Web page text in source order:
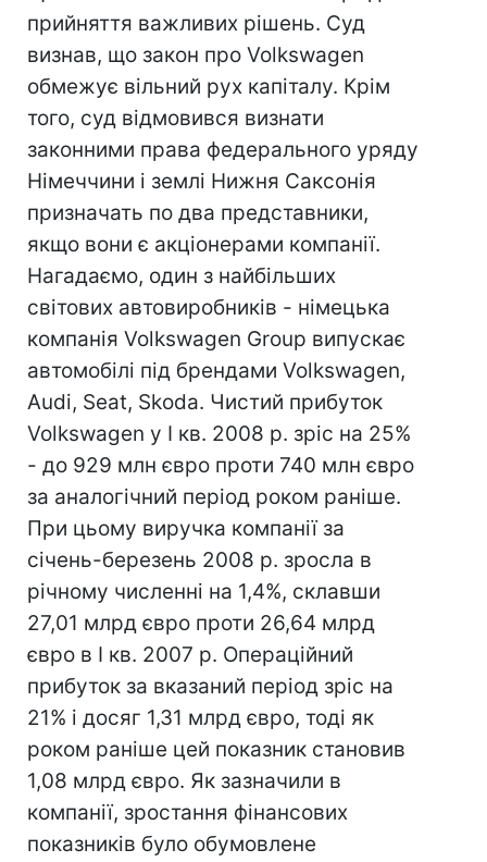
прийняття важливих рішень. Суд
визнав, що закон про Volkswagen
обмежує вільний рух капіталу. Крім
того, суд відмовився визнати
законними права федерального уряду
Німеччини і землі Нижня Саксонія
призначать по два представники,
якщо вони є акціонерами компанії.
Нагадаємо, один з найбільших
світових автовиробників - німецька
компанія Volkswagen Group випускає
автомобілі під брендами Volkswagen,
Audi, Seat, Skoda. Чистий прибуток
Volkswagen у I кв. 2008 р. зріс на 25%
- до 929 млн євро проти 740 млн євро
за аналогічний період роком раніше.
При цьому виручка компанії за
січень-березень 2008 р. зросла в
річному численні на 1,4%, склавши
27,01 млрд євро проти 26,64 млрд
євро в I кв. 2007 р. Операційний
прибуток за вказаний період зріс на
21% і досяг 1,31 млрд євро, тоді як
роком раніше цей показник становив
1,08 млрд євро. Як зазначили в
компанії, зростання фінансових
показників було обумовлене